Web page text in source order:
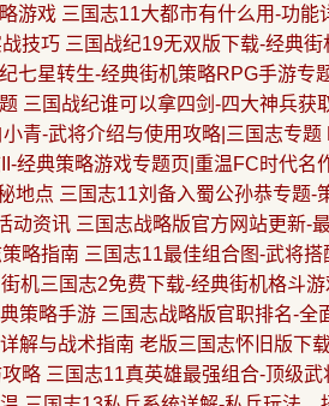
游戏 三国志11大都市有什么用-功能
技巧 三国战纪19无双版下载-经典
七星转生-经典街机策略RPG手游专
三国战纪谁可以拿四剑-四大神兵获
青-武将介绍与使用攻略|三国志专题
经典策略游戏专题页|重温FC时代名
地点 三国志11刘备入蜀公孙恭专题-
动资讯 三国志战略版官方网站更新-
略指南 三国志11最佳组合图-武将
街机三国志2免费下载-经典街机格斗
策略手游 三国志战略版官职排名-全
解与战术指南 老版三国志怀旧版下
略 三国志11真英雄最强组合-顶级